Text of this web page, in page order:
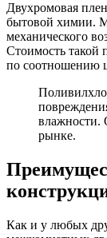
Двухромовая
бытовой химии.
механического
Стоимость такой
по соотношению
влажности.
рынке.
Как и у любых